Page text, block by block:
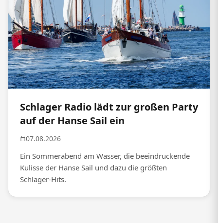
Schlager Radio lädt zur großen Party
auf der Hanse Sail ein
07.08.2026
Ein Sommerabend am Wasser, die beeindruckende
Kulisse der Hanse Sail und dazu die größten
Schlager-Hits.